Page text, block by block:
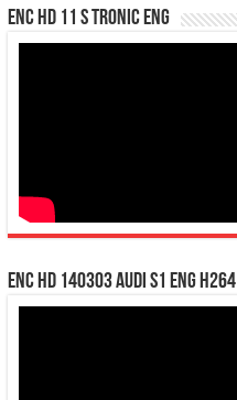
enc hd 11 S tronic ENG
enc hd 140303 Audi S1 ENG H264